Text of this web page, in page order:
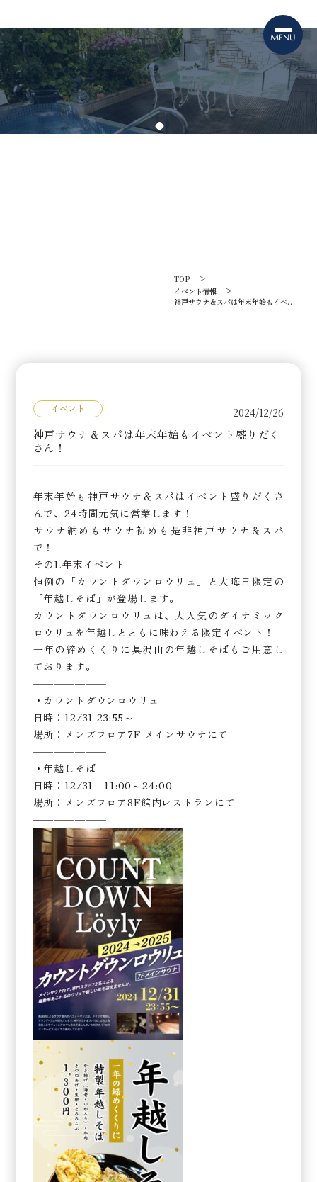
TOP
イベント情報
神戸サウナ＆スパは年末年始もイベント
イベント 2024/12/26
神戸サウナ＆スパは年末年始もイベント盛りだく
さん！
年末年始も神戸サウナ＆スパはイベント盛りだくさ
んで、24時間元気に営業します！
サウナ納めもサウナ初めも是非神戸サウナ＆スパ
で！
その1.年末イベント
恒例の「カウントダウンロウリュ」と大晦日限定の
「年越しそば」が登場します。
カウントダウンロウリュは、大人気のダイナミック
ロウリュを年越しとともに味わえる限定イベント！
一年の締めくくりに具沢山の年越しそばもご用意し
ております。
———————
・カウントダウンロウリュ
日時：12/31 23:55～
場所：メンズフロア7F メインサウナにて
———————
・年越しそば
日時：12/31 11:00～24:00
場所：メンズフロア8F館内レストランにて
———————